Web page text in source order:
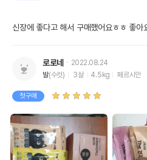
신장에 좋다고 해서 구매했어요ㅎㅎ 좋아
로로네
2022.08.24
발(수컷) 3살 4.5kg 페르시안
첫구매